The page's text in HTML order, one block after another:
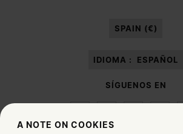
SPAIN (€)
IDIOMA : ESPAÑOL
SÍGUENOS EN
A NOTE ON COOKIES